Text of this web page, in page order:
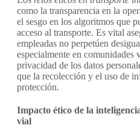
como la transparencia en la
el sesgo en los algoritmos que
acceso al transporte. Es vital
empleadas no perpetúen
especialmente en comunidades
privacidad de los datos
que la recolección y el uso de
protección.
Impacto ético de la
vial